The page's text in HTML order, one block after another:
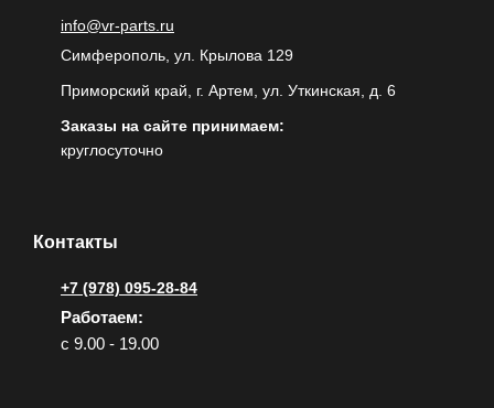
info@vr-parts.ru
Симферополь, ул. Крылова 129
Приморский край, г. Артем, ул. Уткинская, д. 6
Заказы на сайте принимаем:
круглосуточно
Контакты
+7 (978) 095-28-84
Работаем:
с 9.00 - 19.00